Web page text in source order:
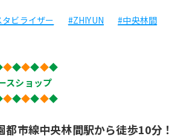
タビライザー #ZHIYUN #中央林間
◆◆◆◆◆◆
スショップ
◆◆◆◆◆◆
市線中央林間駅から徒歩10分！